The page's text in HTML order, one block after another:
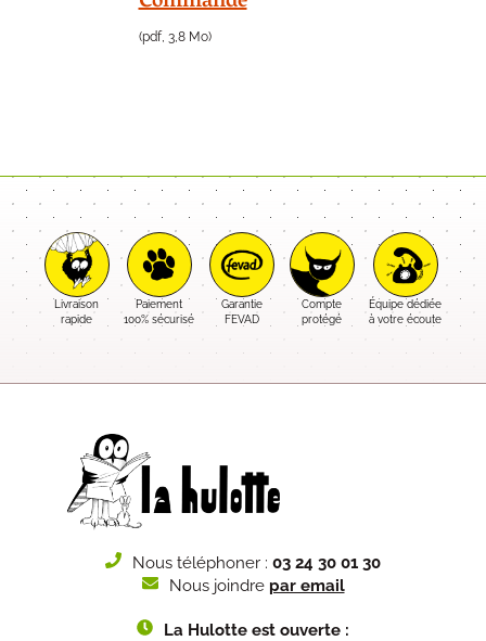
(pdf, 3,8 Mo)
Livraison
rapide
Paiement
100% sécurisé
Garantie
FEVAD
Compte
protégé
Équipe dédiée
à votre écoute
Nous téléphoner : 03 24 30 01 30
Nous joindre par email
La Hulotte est ouverte :